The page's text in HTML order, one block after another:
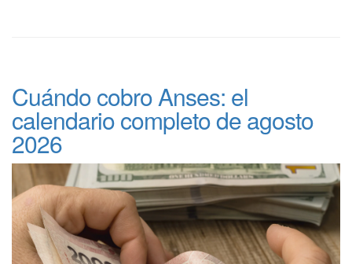
Cuándo cobro Anses: el
calendario completo de agosto
2026